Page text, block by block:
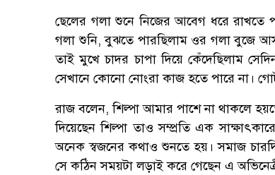
ছেলের গলা শুনে নিজের আবেগ ধরে রাখতে
গলা শুনি, বুঝতে পারছিলাম ওর গলা বুজে
তাই মুখে চাদর চাপা দিয়ে কেঁদেছিলাম
সেখানে কোনো নোংরা কাজ হতে পারে না।
রাজ বলেন, শিল্পা আমার পাশে না থাকলে
দিয়েছেন শিল্পা তাও সম্প্রতি এক
অনেক স্বজনের কথাও শুনতে হয়। সমাজ
সে কঠিন সময়টা লড়াই করে গেছেন এ